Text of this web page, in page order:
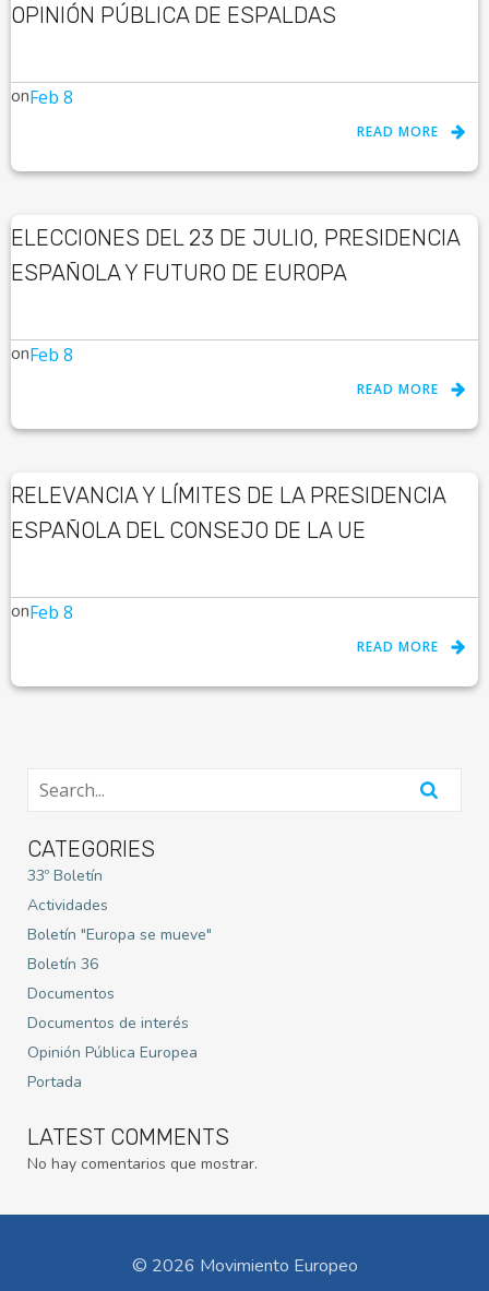
OPINIÓN PÚBLICA DE ESPALDAS
onFeb 8
READ MORE
ELECCIONES DEL 23 DE JULIO, PRESIDENCIA
ESPAÑOLA Y FUTURO DE EUROPA
onFeb 8
READ MORE
RELEVANCIA Y LÍMITES DE LA PRESIDENCIA
ESPAÑOLA DEL CONSEJO DE LA UE
onFeb 8
READ MORE
CATEGORIES
33º Boletín
Actividades
Boletín "Europa se mueve"
Boletín 36
Documentos
Documentos de interés
Opinión Pública Europea
Portada
LATEST COMMENTS
No hay comentarios que mostrar.
© 2026 Movimiento Europeo